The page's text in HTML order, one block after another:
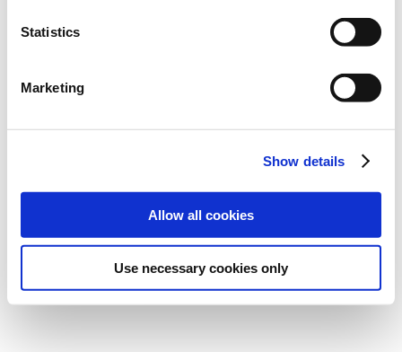
Statistics
Marketing
Show details
Allow all cookies
Use necessary cookies only